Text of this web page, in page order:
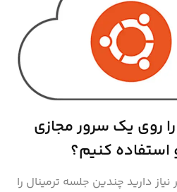
چگونه Screen را روی یک سرور مجازی
استفاده کنیم؟
نیاز دارید چندین جلسه ترمینال را